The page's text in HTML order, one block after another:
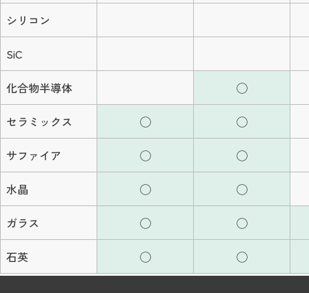
シリコン
SiC
化合物半導体 ◯
セラミックス ◯ ◯
サファイア ◯ ◯
水晶 ◯ ◯
ガラス ◯ ◯
石英 ◯ ◯